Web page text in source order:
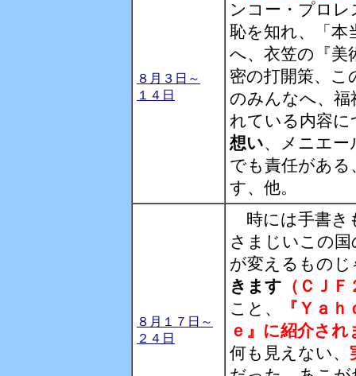
８月３日～
１４日
ンコー・プロ
恥を知れ、「本
へ、衣笠の『美
密の打開策、こ
のみんなへ、福
れている内容に
想い、メニエ
でも責任がある
す、他。
８月１７日～
２４日
時には手書き
さまじいこの国
が変えるものじ
きます （ＣＪ
こと、
『Ｙａ
ｅ』に紹介され
何も見えない、